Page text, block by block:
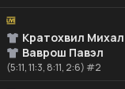
Кратохвил Михал
Ваврош Павэл
(5:11, 11:3, 8:11, 2:6) #2